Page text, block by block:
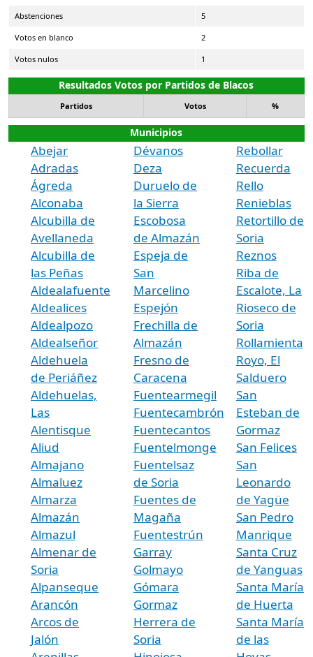
Abstenciones 5
Votos en blanco 2
Votos nulos 1
Resultados Votos por Partidos de Blacos
Partidos Votos %
Municipios
Abejar
Adradas
Ágreda
Alconaba
Alcubilla de
Avellaneda
Alcubilla de
las Peñas
Aldealafuente
Aldealices
Aldealpozo
Aldealseñor
Aldehuela
de Periáñez
Aldehuelas,
Las
Alentisque
Aliud
Almajano
Almaluez
Almarza
Almazán
Almazul
Almenar de
Soria
Alpanseque
Arancón
Arcos de
Jalón
Dévanos
Deza
Duruelo de
la Sierra
Escobosa
de Almazán
Espeja de
San
Marcelino
Espejón
Frechilla de
Almazán
Fresno de
Caracena
Fuentearmegil
Fuentecambrón
Fuentecantos
Fuentelmonge
Fuentelsaz
de Soria
Fuentes de
Magaña
Fuentestrún
Garray
Golmayo
Gómara
Gormaz
Herrera de
Soria
Rebollar
Recuerda
Rello
Renieblas
Retortillo de
Soria
Reznos
Riba de
Escalote, La
Rioseco de
Soria
Rollamienta
Royo, El
Salduero
San
Esteban de
Gormaz
San Felices
San
Leonardo
de Yagüe
San Pedro
Manrique
Santa Cruz
de Yanguas
Santa María
de Huerta
Santa María
de las